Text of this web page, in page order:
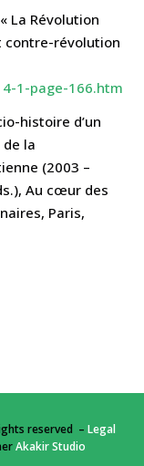
La Révolution
contre-révolution
1-page-166.htm
histoire d’un
la
(2003 –
Au cœur des
Paris,
reserved – Legal
Akakir Studio